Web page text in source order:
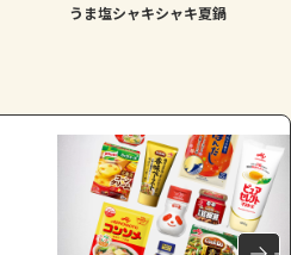
うま塩シャキシャキ夏鍋